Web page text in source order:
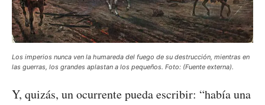
Los imperios nunca ven la humareda del fuego de su destrucción, mientras en
las guerras, los grandes aplastan a los pequeños. Foto: (Fuente externa).
Y, quizás, un ocurrente pueda escribir: “había una